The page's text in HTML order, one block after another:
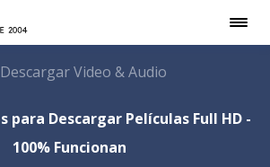
Video & Audio
para Descargar Películas Full HD -
100% Funcionan